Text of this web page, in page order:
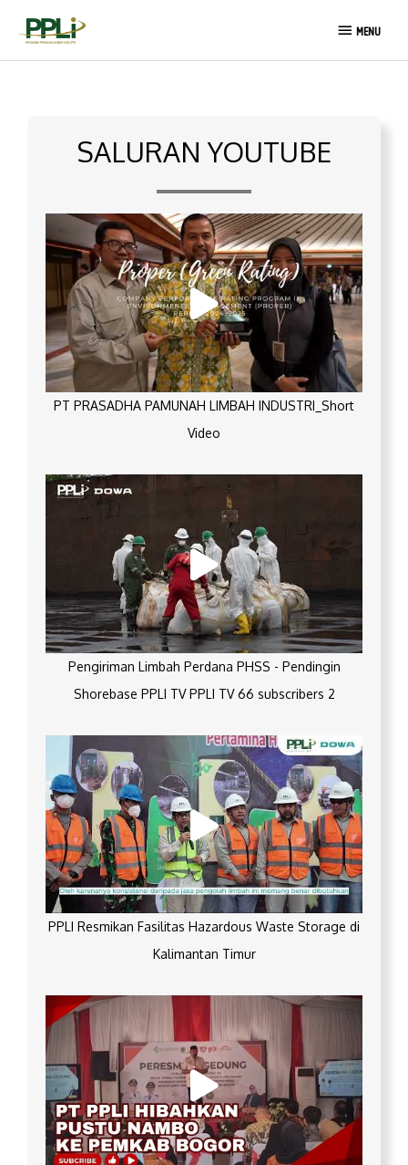
MENU
MENU
SALURAN YOUTUBE
PT PRASADHA PAMUNAH LIMBAH INDUSTRI_Short
Video
Pengiriman Limbah Perdana PHSS - Pendingin
Shorebase PPLI TV PPLI TV 66 subscribers 2
PPLI Resmikan Fasilitas Hazardous Waste Storage di
Kalimantan Timur